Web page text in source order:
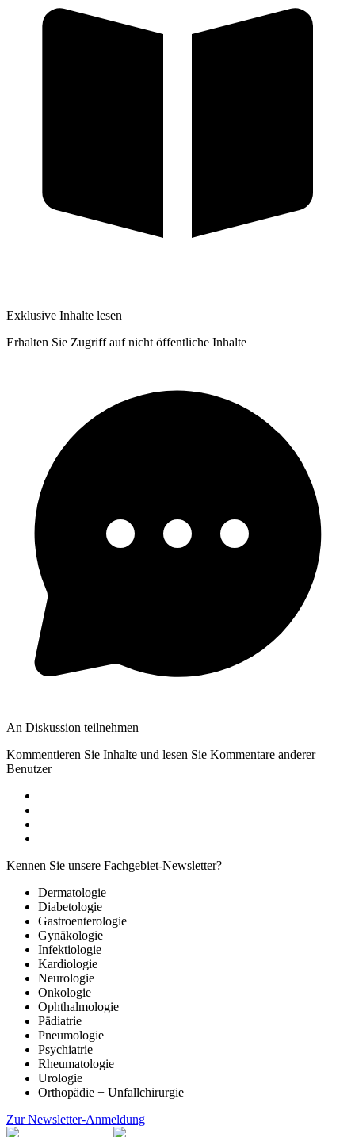
Exklusive Inhalte lesen
Erhalten Sie Zugriff auf nicht öffentliche Inhalte
An Diskussion teilnehmen
Kommentieren Sie Inhalte und lesen Sie Kommentare anderer
Benutzer
Kennen Sie unsere Fachgebiet-Newsletter?
Dermatologie
Diabetologie
Gastroenterologie
Gynäkologie
Infektiologie
Kardiologie
Neurologie
Onkologie
Ophthalmologie
Pädiatrie
Pneumologie
Psychiatrie
Rheumatologie
Urologie
Orthopädie + Unfallchirurgie
Zur Newsletter-Anmeldung